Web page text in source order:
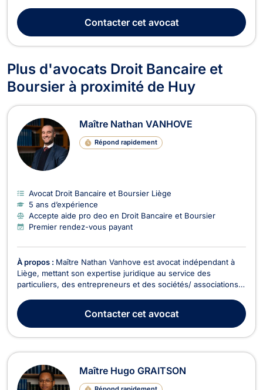
identifier les options dans les meilleurs délais afin d’arrêter les
meilleures décisions, qu’elles s...
Contactercet avocat
Plus d'avocats Droit Bancaire et
Boursier à proximité de Huy
Maître Nathan VANHOVE
Répond rapidement
Avocat Droit Bancaire et Boursier Liège
5 ans d’expérience
Accepte aide pro deo en Droit Bancaire et Boursier
Premier rendez-vous payant
À propos : Maître Nathan Vanhove est avocat indépendant à
Liège, mettant son expertise juridique au service des
particuliers, des entrepreneurs et des sociétés/ associations
anglais, ce qui lui permet d’accompagner efficacement une
clientèle locale et internationale. Maîtr...
Contactercet avocat
Maître Hugo GRAITSON